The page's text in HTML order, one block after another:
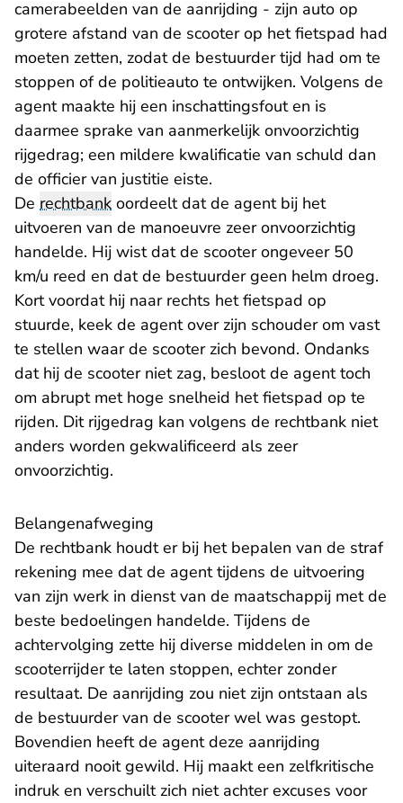
camerabeelden van de aanrijding - zijn auto op
grotere afstand van de scooter op het fietspad had
moeten zetten, zodat de bestuurder tijd had om te
stoppen of de politieauto te ontwijken. Volgens de
agent maakte hij een inschattingsfout en is
daarmee sprake van aanmerkelijk onvoorzichtig
rijgedrag; een mildere kwalificatie van schuld dan
de officier van justitie eiste.
De rechtbank oordeelt dat de agent bij het
uitvoeren van de manoeuvre zeer onvoorzichtig
handelde. Hij wist dat de scooter ongeveer 50
km/u reed en dat de bestuurder geen helm droeg.
Kort voordat hij naar rechts het fietspad op
stuurde, keek de agent over zijn schouder om vast
te stellen waar de scooter zich bevond. Ondanks
dat hij de scooter niet zag, besloot de agent toch
om abrupt met hoge snelheid het fietspad op te
rijden. Dit rijgedrag kan volgens de rechtbank niet
anders worden gekwalificeerd als zeer
onvoorzichtig.
Belangenafweging
De rechtbank houdt er bij het bepalen van de straf
rekening mee dat de agent tijdens de uitvoering
van zijn werk in dienst van de maatschappij met de
beste bedoelingen handelde. Tijdens de
achtervolging zette hij diverse middelen in om de
scooterrijder te laten stoppen, echter zonder
resultaat. De aanrijding zou niet zijn ontstaan als
de bestuurder van de scooter wel was gestopt.
Bovendien heeft de agent deze aanrijding
uiteraard nooit gewild. Hij maakt een zelfkritische
indruk en verschuilt zich niet achter excuses voor